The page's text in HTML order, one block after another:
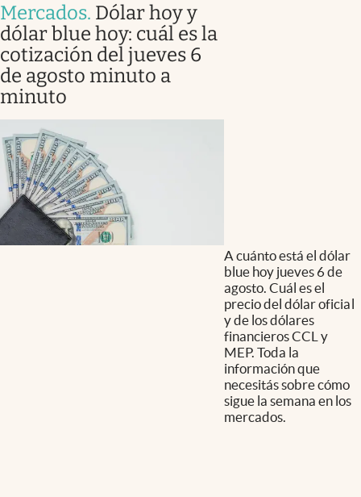
Mercados. Dólar hoy y
dólar blue hoy: cuál es la
cotización del jueves 6
de agosto minuto a
minuto
A cuánto está el dólar
blue hoy jueves 6 de
agosto. Cuál es el
precio del dólar oficial
y de los dólares
financieros CCL y
MEP. Toda la
información que
necesitás sobre cómo
sigue la semana en los
mercados.